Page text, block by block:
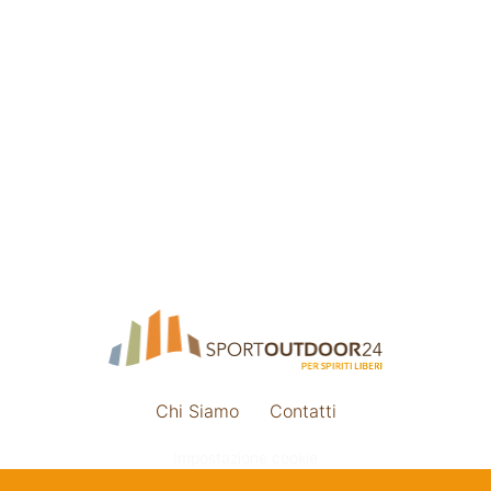
Chi Siamo Contatti